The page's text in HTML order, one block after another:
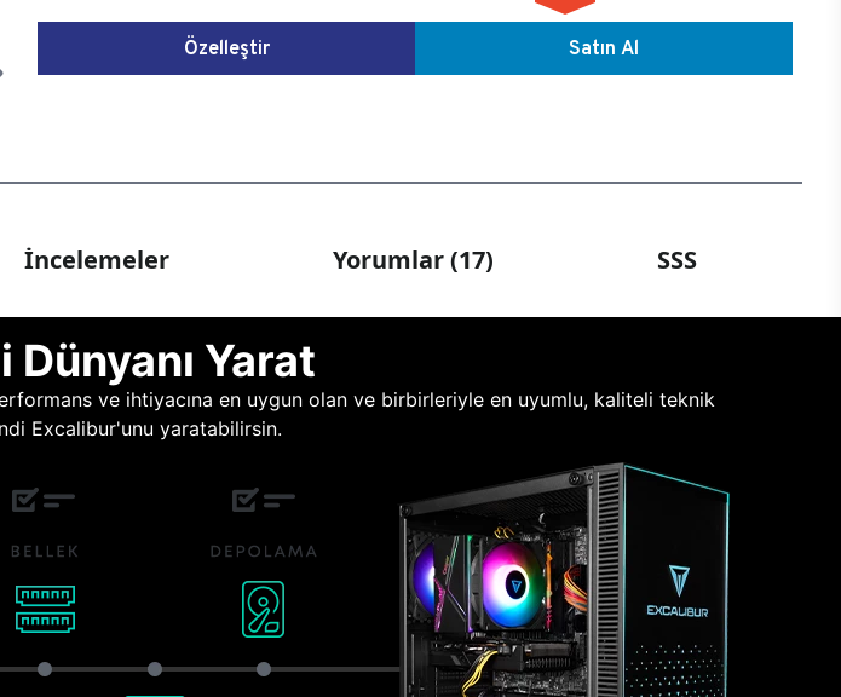
Özelleştir Satın Al
İncelemeler Yorumlar (17) SSS
Yarat
ve ihtiyacına en uygun olan ve birbirleriyle en uyumlu, kaliteli teknik
Excalibur'unu yaratabilirsin.